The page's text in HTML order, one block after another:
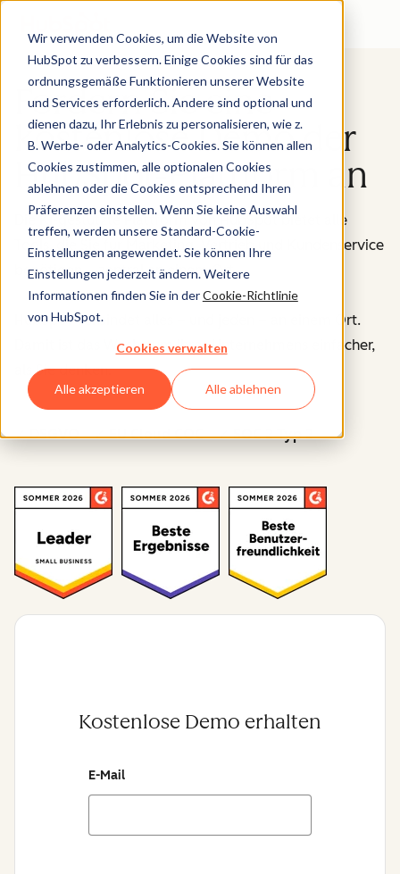
Wir verwenden Cookies, um die Website von
HubSpot zu verbessern. Einige Cookies sind für das
ordnungsgemäße Funktionieren unserer Website
und Services erforderlich. Andere sind optional und
dienen dazu, Ihr Erlebnis zu personalisieren, wie z.
B. Werbe- oder Analytics-Cookies. Sie können allen
Cookies zustimmen, alle optionalen Cookies
ablehnen oder die Cookies entsprechend Ihren
Präferenzen einstellen. Wenn Sie keine Auswahl
treffen, werden unsere Standard-Cookie-
Einstellungen angewendet. Sie können Ihre
Einstellungen jederzeit ändern. Weitere
Informationen finden Sie in derCookie-Richtlinie
von HubSpot.
Cookies verwalten
Alle akzeptieren Alle ablehnen
Fordern Sie eine
kostenlose Demo der
HubSpot-Plattform an
Die KI-gestützte Plattform von HubSpot bietet alle
Tools, die Sie für Marketing, Vertrieb und Kundenservice
benötigen – zentral an einem Ort.
HubSpot verbindet alles – und jeden – an einem Ort.
Damit ist das Wachstum Ihres Unternehmens einfacher,
als Sie denken.
✓ DSGVO ✓ EU Cloud COC ✓ SOC 2 Typ 2
Kostenlose Demo erhalten
E-Mail